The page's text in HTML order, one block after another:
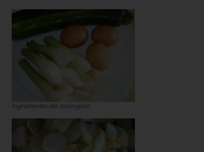
Ingredientes del Zarangollo